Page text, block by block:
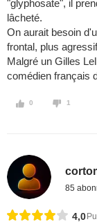
"glyphosate", il
lâcheté.
On aurait besoin
frontal, plus
Malgré un Gilles
comédien français
0 1
85
4,0